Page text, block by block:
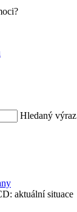
Hledaný výraz
aktuální situace